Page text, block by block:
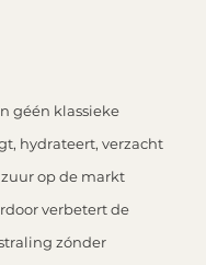
géén klassieke
hydrateert, verzacht
op de markt
verbetert de
zónder